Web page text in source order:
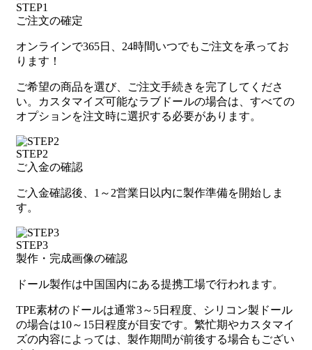
STEP1
ご注文の確定
オンラインで365日、24時間いつでもご注文を承ってお
ります！
ご希望の商品を選び、ご注文手続きを完了してくださ
い。カスタマイズ可能なラブドールの場合は、すべての
オプションを注文時に選択する必要があります。
STEP2
ご入金の確認
ご入金確認後、1～2営業日以内に製作準備を開始しま
す。
STEP3
製作・完成画像の確認
ドール製作は中国国内にある提携工場で行われます。
TPE素材のドールは通常3～5日程度、シリコン製ドール
の場合は10～15日程度が目安です。繁忙期やカスタマイ
ズの内容によっては、製作期間が前後する場合もござい